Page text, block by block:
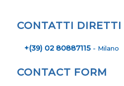
CONTATTI DIRETTI
+(39) 02 80887115- Milano
CONTACT FORM